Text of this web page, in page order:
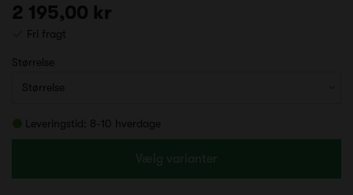
2 195,00 kr
Fri fragt
Størrelse
Leveringstid: 8-10 hverdage
Vælg varianter